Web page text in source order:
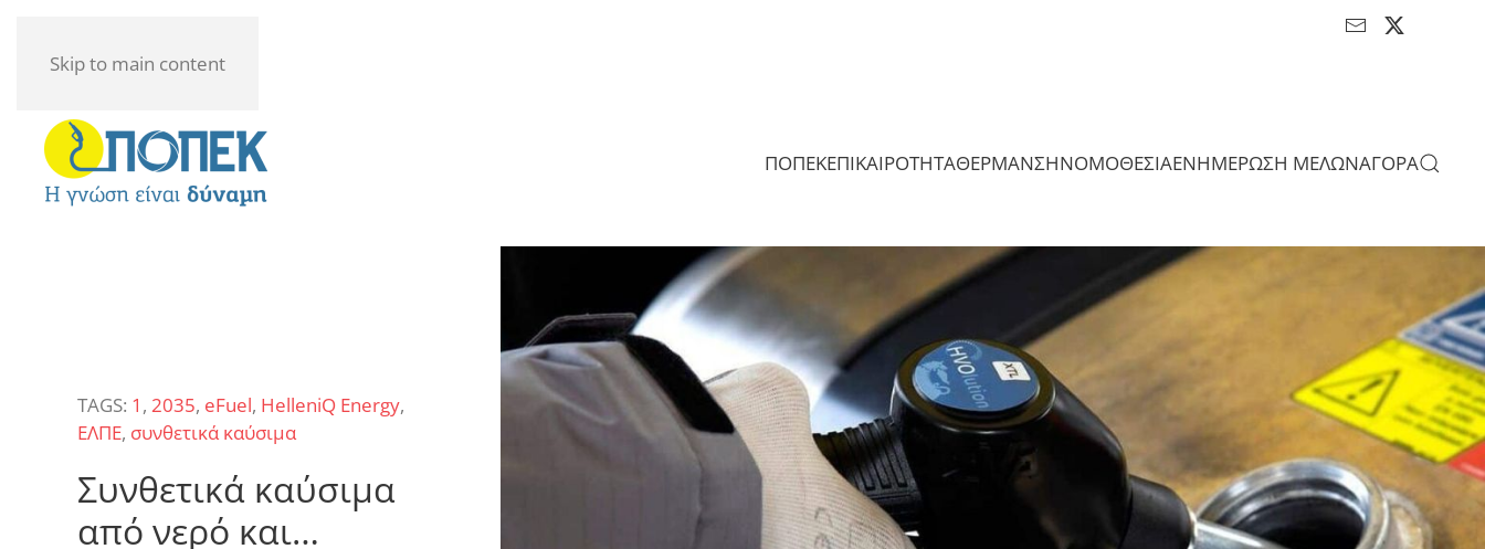
Skip to main content
ΠΟΠΕΚΕΠΙΚΑΙΡΟΤΗΤΑΘΕΡΜΑΝΣΗΝΟΜΟΘΕΣΙΑΕΝΗΜΕΡΩΣΗ ΜΕΛΩΝΑΓΟΡΑ
TAGS: 1 , 2035, eFuel, HelleniQ Energy,
ΕΛΠΕ, συνθετικά καύσιμα
Συνθετικά καύσιμα
από νερό και…